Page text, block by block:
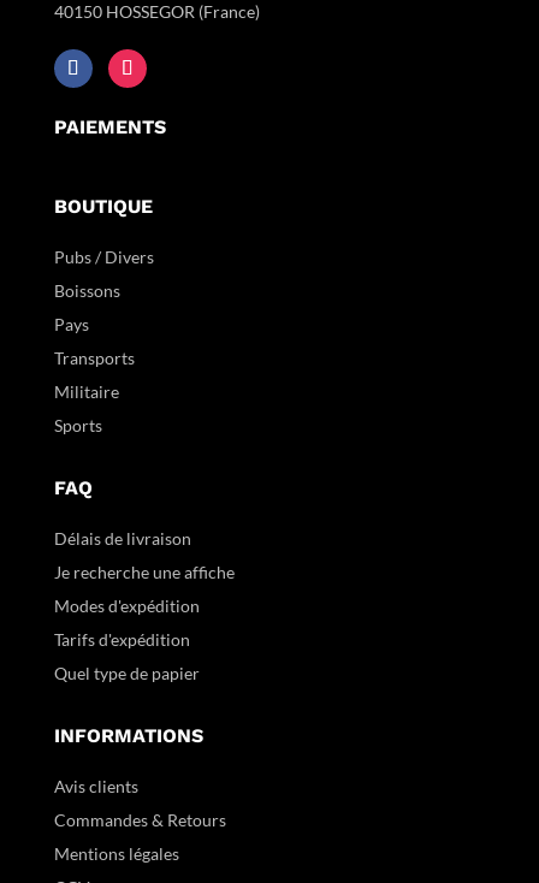
40150 HOSSEGOR (France)
PAIEMENTS
BOUTIQUE
Pubs / Divers
Boissons
Pays
Transports
Militaire
Sports
FAQ
Délais de livraison
Je recherche une affiche
Modes d'expédition
Tarifs d'expédition
Quel type de papier
INFORMATIONS
Avis clients
Commandes & Retours
Mentions légales